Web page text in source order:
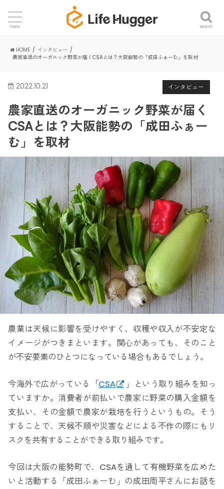
search
menu
HOME
インタビュー
農家直送のオーガニック野菜が届くCSAとは？大阪能勢の「成田ふぁーむ」を取材
インタビュー
2022.10.21
農家直送のオーガニック野菜が届く
CSAとは？大阪能勢の「成田ふぁー
む」を取材
農業は天候に影響を受けやすく、収穫や収入が不安定な
イメージがつきまといます。関心があっても、そのこと
が不安要素のひとつになっている場合もあるでしょう。
今海外で広がっている「CSA
」という取り組みを知っ
ていますか。消費者が前払いで農家に野菜の購入金額を
支払い、その金額で農家が栽培を行うというもの。そう
することで、天候不順や災害などによる不作の際にもリ
スクを共有することができる取り組みです。
今回は大阪の能勢町で、CSAを通して有機野菜を広めた
いと活動する「成田ふぁーむ」の成田周平さんにお話を